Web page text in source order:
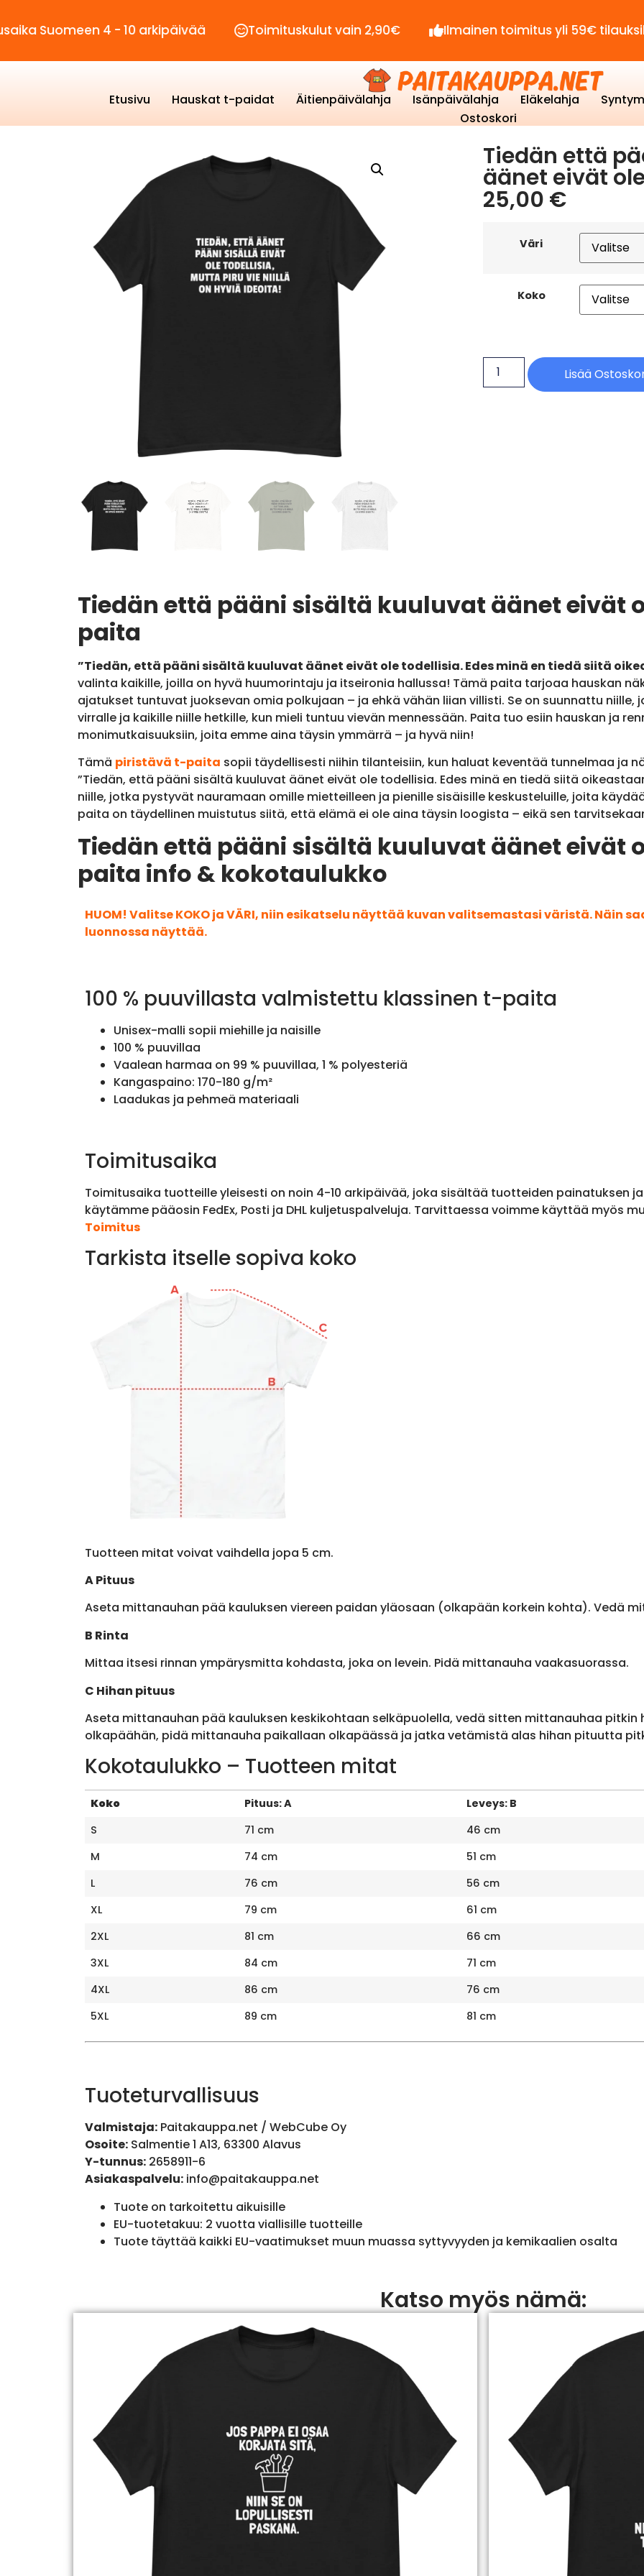
4 - 10 arkipäivää Toimituskulut vain 2,90€ Ilmainen toimitus yli 59€ tilauksille!
Etusivu Hauskat t-paidat Äitienpäivälahja Isänpäivälahja Eläkelahja
Ostoskori
Tiedän että
äänet eivät
25,00 €
Väri
Koko
Lisää
Tiedän että pääni sisältä kuuluvat äänet eivät
paita
”Tiedän, että pääni sisältä kuuluvat äänet eivät ole todellisia. Edes minä en tiedä siitä
valinta kaikille, joilla on hyvä huumorintaju ja itseironia hallussa! Tämä paita tarjoaa hauskan
ajatukset tuntuvat juoksevan omia polkujaan – ja ehkä vähän liian villisti. Se on suunnattu
virralle ja kaikille niille hetkille, kun mieli tuntuu vievän mennessään. Paita tuo esiin hauskan ja
monimutkaisuuksiin, joita emme aina täysin ymmärrä – ja hyvä niin!
Tämä piristävä t-paita sopii täydellisesti niihin tilanteisiin, kun haluat keventää tunnelmaa ja
”Tiedän, että pääni sisältä kuuluvat äänet eivät ole todellisia. Edes minä en tiedä siitä
niille, jotka pystyvät nauramaan omille mietteilleen ja pienille sisäisille keskusteluille, joita
paita on täydellinen muistutus siitä, että elämä ei ole aina täysin loogista – eikä sen
Tiedän että pääni sisältä kuuluvat äänet eivät
paita info & kokotaulukko
HUOM! Valitse KOKO ja VÄRI, niin esikatselu näyttää kuvan valitsemastasi väristä. Näin
luonnossa näyttää.
100 % puuvillasta valmistettu klassinen t-paita
Unisex-malli sopii miehille ja naisille
100 % puuvillaa
Vaalean harmaa on 99 % puuvillaa, 1 % polyesteriä
Kangaspaino: 170-180 g/m²
Laadukas ja pehmeä materiaali
Toimitusaika
Toimitusaika tuotteille yleisesti on noin 4-10 arkipäivää, joka sisältää tuotteiden painatuksen
käytämme pääosin FedEx, Posti ja DHL kuljetuspalveluja. Tarvittaessa voimme käyttää myös
Toimitus
Tarkista itselle sopiva koko
Tuotteen mitat voivat vaihdella jopa 5 cm.
A Pituus
Aseta mittanauhan pää kauluksen viereen paidan yläosaan (olkapään korkein kohta). Vedä
B Rinta
Mittaa itsesi rinnan ympärysmitta kohdasta, joka on levein. Pidä mittanauha vaakasuorassa.
C Hihan pituus
Aseta mittanauhan pää kauluksen keskikohtaan selkäpuolella, vedä sitten mittanauhaa pitkin
olkapäähän, pidä mittanauha paikallaan olkapäässä ja jatka vetämistä alas hihan pituutta
Kokotaulukko – Tuotteen mitat
Koko Pituus: A Leveys: B
S
71 cm 46 cm
M
74 cm 51 cm
L
76 cm 56 cm
XL
79 cm 61 cm
2XL
81 cm 66 cm
3XL
84 cm 71 cm
4XL
86 cm 76 cm
5XL
89 cm 81 cm
Tuoteturvallisuus
Valmistaja:Paitakauppa.net / WebCube Oy
Osoite:Salmentie 1 A13, 63300 Alavus
Y-tunnus:2658911-6
Asiakaspalvelu: info@paitakauppa.net
Tuote on tarkoitettu aikuisille
EU-tuotetakuu: 2 vuotta viallisille tuotteille
Tuote täyttää kaikki EU-vaatimukset muun muassa syttyvyyden ja kemikaalien osalta
Katso myös nämä: